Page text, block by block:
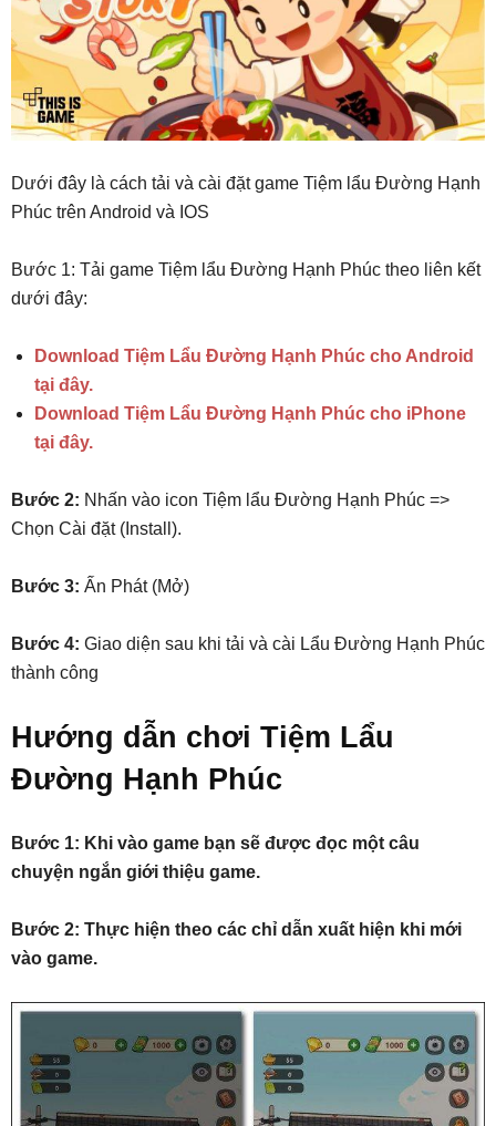
Dưới đây là cách tải và cài đặt game Tiệm lẩu Đường Hạnh
Phúc trên Android và IOS
Bước 1: Tải game Tiệm lẩu Đường Hạnh Phúc theo liên kết
dưới đây:
Download Tiệm Lẩu Đường Hạnh Phúc cho Android
tại đây.
Download Tiệm Lẩu Đường Hạnh Phúc cho iPhone
tại đây.
Bước 2: Nhấn vào icon Tiệm lẩu Đường Hạnh Phúc =>
Chọn Cài đặt (Install).
Bước 3: Ấn Phát (Mở)
Bước 4: Giao diện sau khi tải và cài Lẩu Đường Hạnh Phúc
thành công
Hướng dẫn chơi Tiệm Lẩu
Đường Hạnh Phúc
Bước 1: Khi vào game bạn sẽ được đọc một câu
chuyện ngắn giới thiệu game.
Bước 2: Thực hiện theo các chỉ dẫn xuất hiện khi mới
vào game.